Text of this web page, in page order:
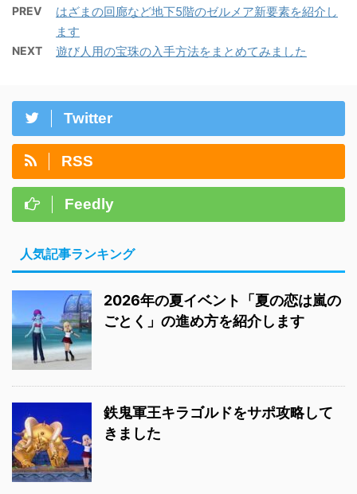
PREV
はざまの回廊など地下5階のゼルメア新要素を紹介し
ます
NEXT 遊び人用の宝珠の入手方法をまとめてみました
Twitter
RSS
Feedly
人気記事ランキング
2026年の夏イベント「夏の恋は嵐の
ごとく」の進め方を紹介します
鉄鬼軍王キラゴルドをサポ攻略して
きました